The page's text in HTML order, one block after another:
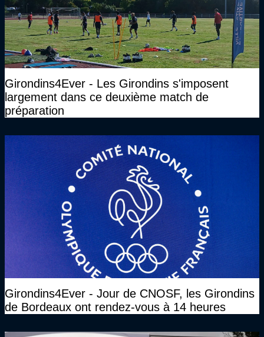
Girondins4Ever - Les Girondins s'imposent
largement dans ce deuxième match de
préparation
Girondins4Ever - Jour de CNOSF, les Girondins
de Bordeaux ont rendez-vous à 14 heures